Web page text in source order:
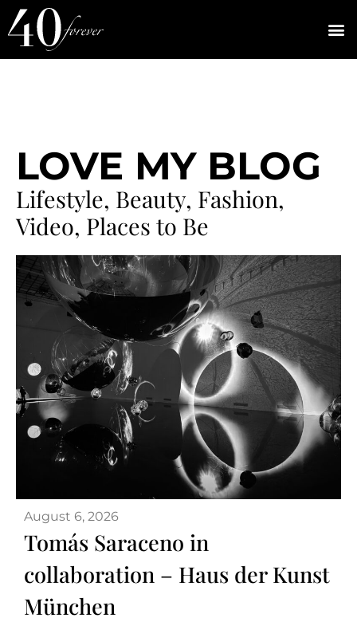
LOVE MY BLOG
Lifestyle, Beauty, Fashion,
Video, Places to Be
August 6, 2026
Tomás Saraceno in
collaboration – Haus der Kunst
München